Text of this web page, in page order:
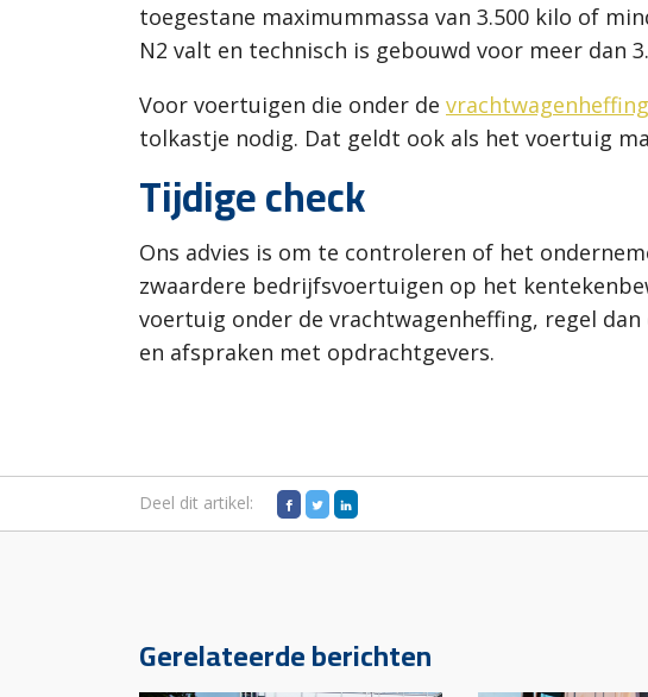
toegestane maximummassa van 3.500 kilo of
N2 valt en technisch is gebouwd voor meer dan
Voor voertuigen die onder de vrachtwagenheffing
tolkastje nodig. Dat geldt ook als het voertuig
Tijdige check
Ons advies is om te controleren of het
zwaardere bedrijfsvoertuigen op het
voertuig onder de vrachtwagenheffing, regel
en afspraken met opdrachtgevers.
Deel dit artikel:
Gerelateerde berichten